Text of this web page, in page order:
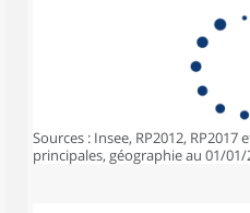
Sources : Insee, RP2012,
principales, géographie au 01/01/